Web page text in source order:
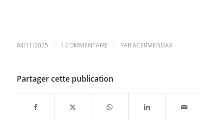
04/11/2025 / 1 COMMENTAIRE / PARACERMENDAX
Partager cette publication